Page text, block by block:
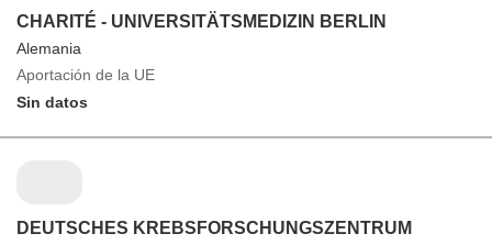
CHARITÉ - UNIVERSITÄTSMEDIZIN BERLIN
Alemania
Aportación de la UE
Sin datos
DEUTSCHES KREBSFORSCHUNGSZENTRUM